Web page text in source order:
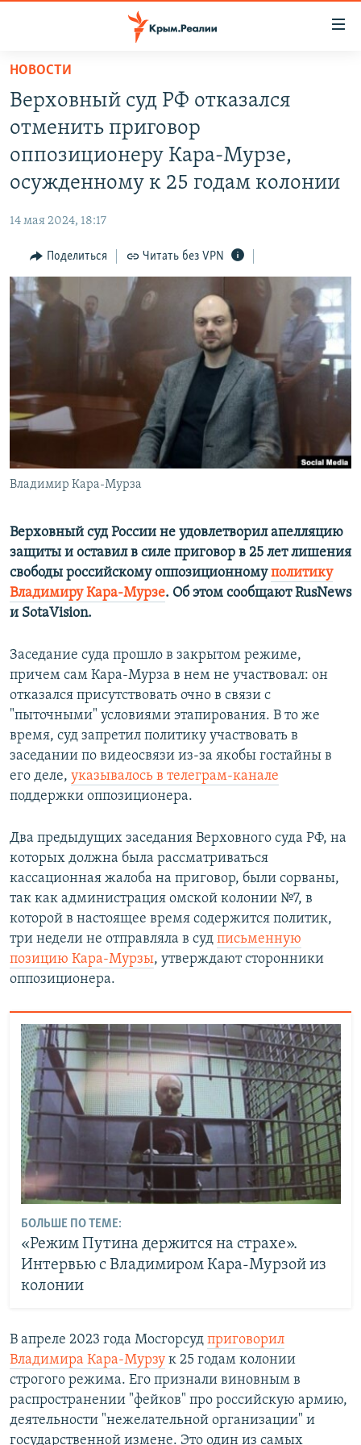
Вернуться
основному
содержанию
главной
Вернутся
поиску
СПЕЦПРОЕКТЫ
КАРТА ВОЕННЫХ ОБЪЕКТОВ КРЫМА
ИНФОГРАФИКА
ТЕЛЕПРОЕКТ КРЫМ.РЕАЛИИ
СОВЕТЫ ПРАВОЗАЩИТНИКОВ
ПРОПАВШИЕ БЕЗ ВЕСТИ
ПОБЕДИТЕЛЕЙ НЕ СУДЯТ?
КРЫМ.НЕПОКОРЕННЫЙ
ELIFBE
УКРАИНСКАЯ ПРОБЛЕМА КРЫМА
РАДІО СВОБОДА
КАК ОБОЙТИ БЛОКИРОВКУ
Українською
ПРИСОЕДИНЯЙТЕСЬ!
Все сайты RFE/RL
НОВОСТИ
Верховный суд РФ отказался
отменить приговор
оппозиционеру Кара-Мурзе,
осужденному к 25 годам колонии
14 мая 2024, 18:17
Поделиться Читать без VPN
Владимир Кара-Мурза
Верховный суд России не удовлетворил апелляцию
защиты и оставил в силе приговор в 25 лет лишения
свободы российскому оппозиционномуполитику
Владимиру Кара-Мурзе. Об этом сообщают RusNews
и SotaVision.
Заседание суда прошло в закрытом режиме,
причем сам Кара-Мурза в нем не участвовал: он
отказался присутствовать очно в связи с
"пыточными" условиями этапирования. В то же
время, суд запретил политику участвовать в
заседании по видеосвязи из-за якобы гостайны в
его деле, указывалось в телеграм-канале
поддержки оппозиционера.
Два предыдущих заседания Верховного суда РФ, на
которых должна была рассматриваться
кассационная жалоба на приговор, были сорваны,
так как администрация омской колонии №7, в
которой в настоящее время содержится политик,
три недели не отправляла в суд письменную
позицию Кара-Мурзы, утверждают сторонники
оппозиционера.
БОЛЬШЕ ПО ТЕМЕ:
«Режим Путина держится на страхе».
Интервью с Владимиром Кара-Мурзой из
колонии
В апреле 2023 года Мосгорсуд приговорил
Владимира Кара-Мурзу к 25 годам колонии
строгого режима. Его признали виновным в
распространении "фейков" про российскую армию,
деятельности "нежелательной организации" и
государственной измене. Это один из самых